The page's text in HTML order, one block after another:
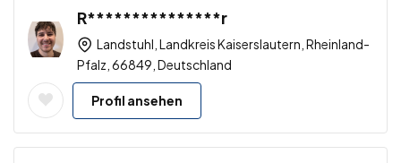
R***************r
Landstuhl, Landkreis Kaiserslautern, Rheinland-
Pfalz, 66849, Deutschland
Profil ansehen